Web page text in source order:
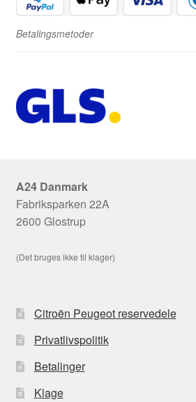
Betalingsmetoder
A24 Danmark
Fabriksparken 22A
2600 Glostrup
(Det bruges ikke til klager)
Citroën Peugeot reservedele
Privatlivspolitik
Betalinger
Klage